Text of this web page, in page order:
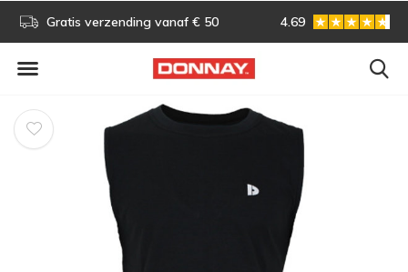
Gratis verzending vanaf € 50 Gratis omruilen
4.69